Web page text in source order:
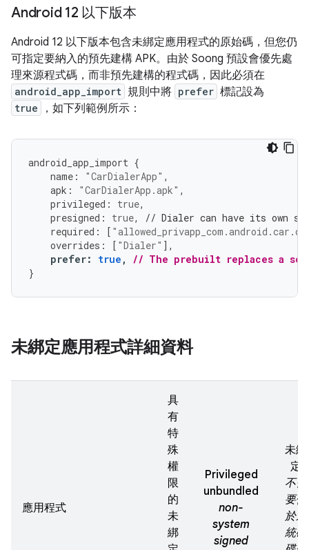
Android 12 以下版本
Android 12 以下版本包含未綁定應用程式的原始碼，但您仍
可指定要納入的預先建構 APK。由於 Soong 預設會優先處
理來源程式碼，而非預先建構的程式碼，因此必須在
android_app_import 規則中將 prefer 標記設為
true ，如下列範例所示：
android_app_import {
name : "CarDialerApp" ,
apk : "CarDialerApp.apk" ,
privileged : true,
presigned : true,
// Dialer can have its own
required : [
overrides : [ "Dialer" ],
prefer: true ,
// The prebuilt replaces a
}
未綁定應用程式詳細資料
應用程式
具
有
特
殊
權
限
的
未
綁
Privileged
unbundled
non-
system
signed
未綁
定
不需
要位
於系
統磁